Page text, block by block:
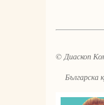
© Диаскоп
Българска